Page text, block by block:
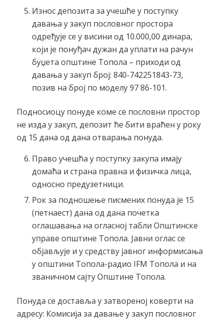
Износ депозита за учешће у поступку
давања у закуп пословног простора
одређује се у висини од 10.000,00 динара,
који је понуђач дужан да уплати на рачун
буџета општине Топола – приходи од
давања у закуп број: 840-742251843-73,
позив на број по моделу 97 86-101.
Подносиоцу понуде коме се пословни простор
не изда у закуп, депозит ће бити враћен у року
од 15 дана од дана отварања понуда.
Право учешћа у поступку закупа имају
домаћа и страна правна и физичка лица,
односно предузетници.
Рок за подношење писмених понуда је 15
(петнаест) дана од дана почетка
оглашавања на огласној табли Општинске
управе општине Топола. Јавни оглас се
објављује и у средству јавног информисања
у општини Топола-радио IFM Топола и на
званичном сајту Општине Топола.
Понуда се доставља у затвореној коверти на
адресу: Комисија за давање у закуп пословног